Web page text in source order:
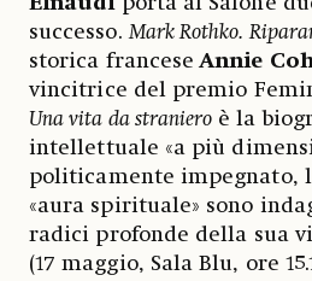
successo.Mark Rothko.
storica francese Annie
vincitrice del premio
Una vita da straniero è la
intellettuale «a più
politicamente impegnato,
«aura spirituale» sono
radici profonde della sua
(17 maggio, Sala Blu, ore